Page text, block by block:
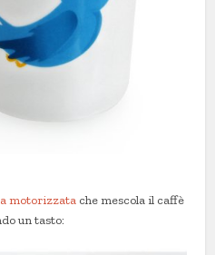
motorizzatache mescola il caffè
un tasto: